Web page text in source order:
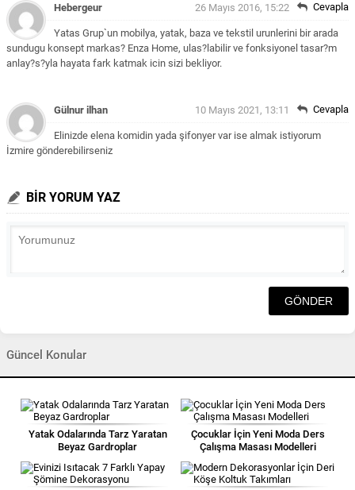
Hebergeur 26 Mayıs 2016, 15:22
Yatas Grup`un mobilya, yatak, baza ve tekstil urunlerini bir arada
sundugu konsept markas? Enza Home, ulas?labilir ve fonksiyonel tasar?m
anlay?s?yla hayata fark katmak icin sizi bekliyor.
Cevapla
Gülnur ilhan 10 Mayıs 2021, 13:11
Elinizde elena komidin yada şifonyer var ise almak istiyorum
İzmire gönderebilirseniz
Cevapla
BİR YORUM YAZ
Güncel Konular
Yatak Odalarında Tarz Yaratan
Beyaz Gardroplar
Çocuklar İçin Yeni Moda Ders
Çalışma Masası Modelleri